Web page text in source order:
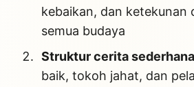
kebaikan, dan ketekunan
semua budaya
Struktur cerita sederhana
baik, tokoh jahat, dan